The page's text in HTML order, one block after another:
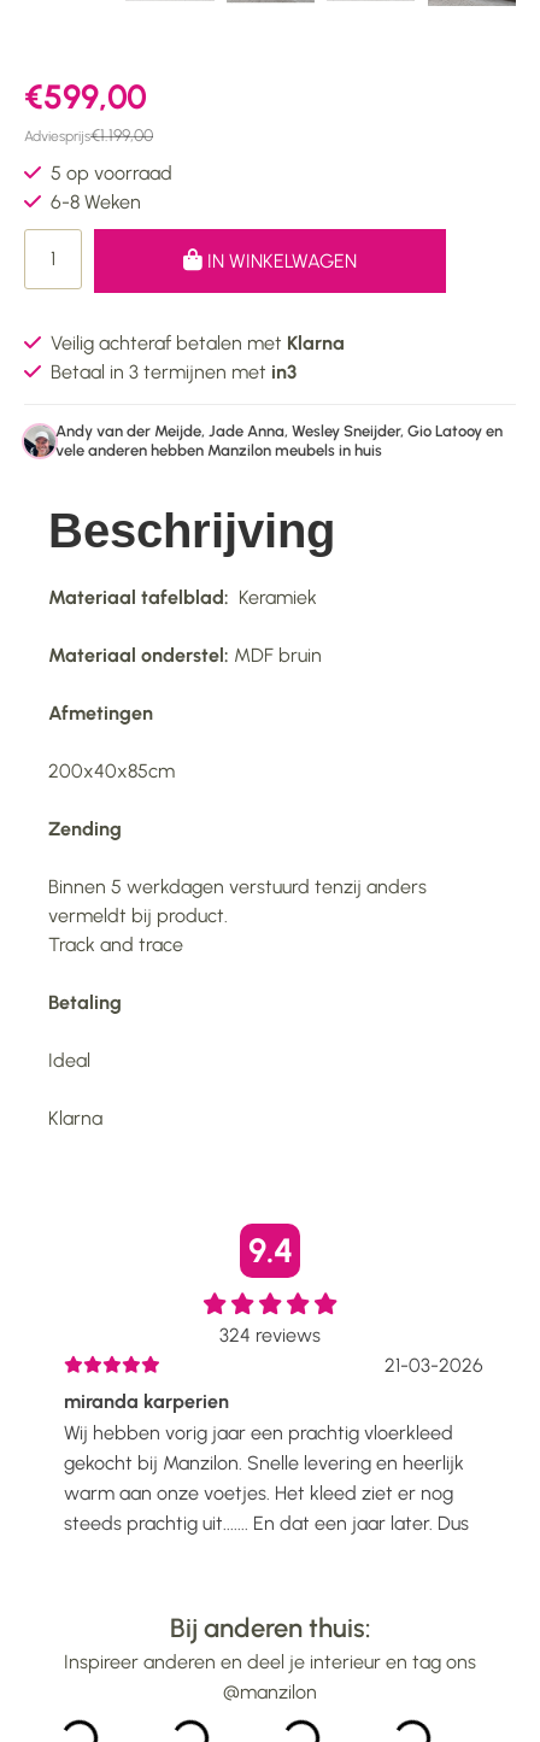
€599,00
Adviesprijs€1.199,00
5 op voorraad
6-8 Weken
IN WINKELWAGEN
Veilig achteraf betalen met Klarna
Betaal in 3 termijnen met in3
Andy van der Meijde, Jade Anna, Wesley Sneijder, Gio Latooy en
vele anderen hebben Manzilon meubels in huis
Beschrijving
Materiaal tafelblad: Keramiek
Materiaal onderstel: MDF bruin
Afmetingen
200x40x85cm
Zending
Binnen 5 werkdagen verstuurd tenzij anders
vermeldt bij product.
Track and trace
Betaling
Ideal
Klarna
9.4
324 reviews
21-03-2026
miranda karperien
Wij hebben vorig jaar een prachtig vloerkleed
gekocht bij Manzilon. Snelle levering en heerlijk
warm aan onze voetjes. Het kleed ziet er nog
steeds prachtig uit....... En dat een jaar later. Dus
Bij anderen thuis:
Inspireer anderen en deel je interieur en tag ons
@manzilon